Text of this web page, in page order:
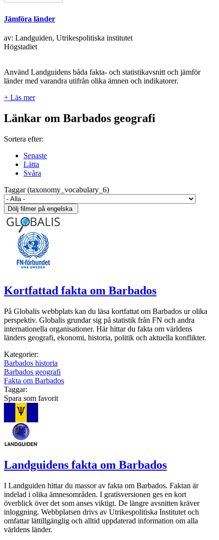
Jämföra länder
av: Landguiden, Utrikespolitiska institutet
Högstadiet
Använd Landguidens båda fakta- och statistikavsnitt och jämför
länder med varandra utifrån olika ämnen och indikatorer.
+ Läs mer
Länkar om Barbados geografi
Sortera efter:
Senaste
Lätta
Svåra
Taggar (taxonomy_vocabulary_6)
Kortfattad fakta om Barbados
På Globalis webbplats kan du läsa kortfattat om Barbados ur olika
perspektiv. Globalis grundar sig på statistik från FN och andra
internationella organisationer. Här hittar du fakta om världens
länders geografi, ekonomi, historia, politik och aktuella konflikter.
Kategorier:
Barbados historia
Barbados geografi
Fakta om Barbados
Taggar:
Spara som favorit
Landguidens fakta om Barbados
I Landguiden hittar du massor av fakta om Barbados. Faktan är
indelad i olika ämnesområden. I gratisversionen ges en kort
överblick över det som anses viktigt. De längre avsnitten kräver
inloggning. Webbplatsen drivs av Utrikespolitiska Institutet och
omfattar lättillgänglig och alltid uppdaterad information om alla
världens länder.